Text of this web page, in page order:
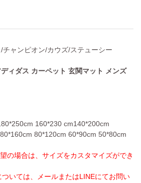
/チャンピオン/カウズ/ステューシー
ィダス カーペット 玄関マット メンズ
160*230 cm140*200cm
80*120cm 60*90cm 50*80cm
の場合は、サイズをカスタマイズができ
いては、メールまたはLINEにてお問い